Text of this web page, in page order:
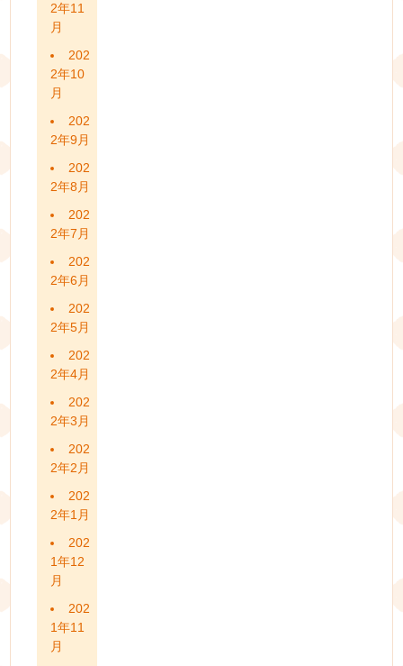
2年11
月
202
2年10
月
202
2年9月
202
2年8月
202
2年7月
202
2年6月
202
2年5月
202
2年4月
202
2年3月
202
2年2月
202
2年1月
202
1年12
月
202
1年11
月